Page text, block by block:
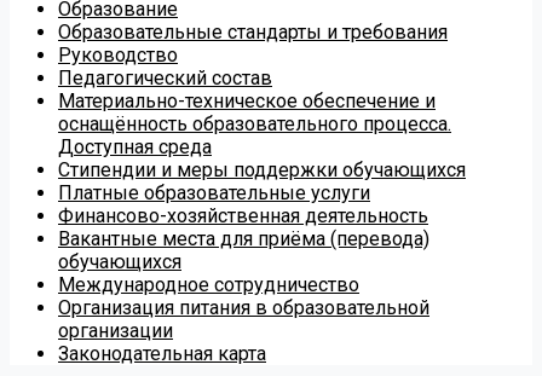
Образование
Образовательные стандарты и требования
Руководство
Педагогический состав
Материально-техническое обеспечение и
оснащённость образовательного процесса.
Доступная среда
Стипендии и меры поддержки обучающихся
Платные образовательные услуги
Финансово-хозяйственная деятельность
Вакантные места для приёма (перевода)
обучающихся
Международное сотрудничество
Организация питания в образовательной
организации
Законодательная карта